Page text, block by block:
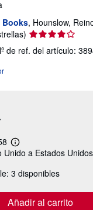
Books, Hounslow,
Calificación
del
vendedor:
de ref. del artículo:
Más
información
las
tarifas
envío
Unido a Estados
3 disponibles
Añadir al carrito